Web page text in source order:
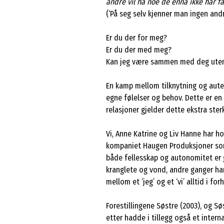
(‘På seg selv kjenner man ingen
Er du der for meg?
Er du der med meg?
Kan jeg være sammen med deg
En kamp mellom tilknytning og
egne følelser og behov. Dette er
relasjoner gjelder dette ekstra
Vi, Anne Katrine og Liv Hanne har
kompaniet Haugen Produksjoner
både fellesskap og autonomitet
kranglete og vond, andre ganger
mellom et ‘jeg’ og et ‘vi’ alltid i
Forestillingene Søstre (2003), og
etter hadde i tillegg også et